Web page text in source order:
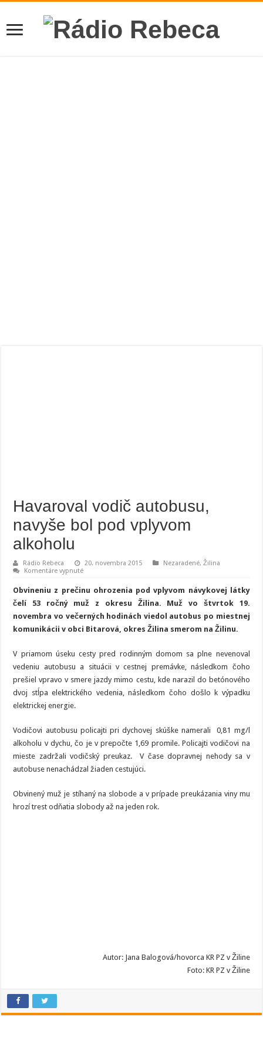
Havaroval vodič autobusu,
navyše bol pod vplyvom
alkoholu
Rádio Rebeca 20. novembra 2015 Nezaradené,Žilina
Komentáre vypnuténa
vodič
autobusu,
navyše
pod
alkoholu
Obvineniu z prečinu ohrozenia pod vplyvom návykovej látky
čelí 53 ročný muž z okresu Žilina. Muž vo štvrtok 19.
novembra vo večerných hodinách viedol autobus po miestnej
komunikácii v obci Bitarová, okres Žilina smerom na Žilinu.
V priamom úseku cesty pred rodinným domom sa plne nevenoval
vedeniu autobusu a situácii v cestnej premávke, následkom čoho
prešiel vpravo v smere jazdy mimo cestu, kde narazil do betónového
dvoj stĺpa elektrického vedenia, následkom čoho došlo k výpadku
elektrickej energie.
Vodičovi autobusu policajti pri dychovej skúške namerali 0,81 mg/l
alkoholu v dychu, čo je v prepočte 1,69 promile. Policajti vodičovi na
mieste zadržali vodičský preukaz. V čase dopravnej nehody sa v
autobuse nenachádzal žiaden cestujúci.
Obvinený muž je stíhaný na slobode a v prípade preukázania viny mu
hrozí trest odňatia slobody až na jeden rok.
Autor: Jana Balogová/hovorca KR PZ v Žiline
Foto: KR PZ v Žiline